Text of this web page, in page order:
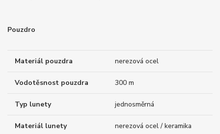
Pouzdro
Materiál pouzdra nerezová ocel
Vodotěsnost pouzdra 300 m
Typ lunety jednosměrná
Materiál lunety nerezová ocel / keramika